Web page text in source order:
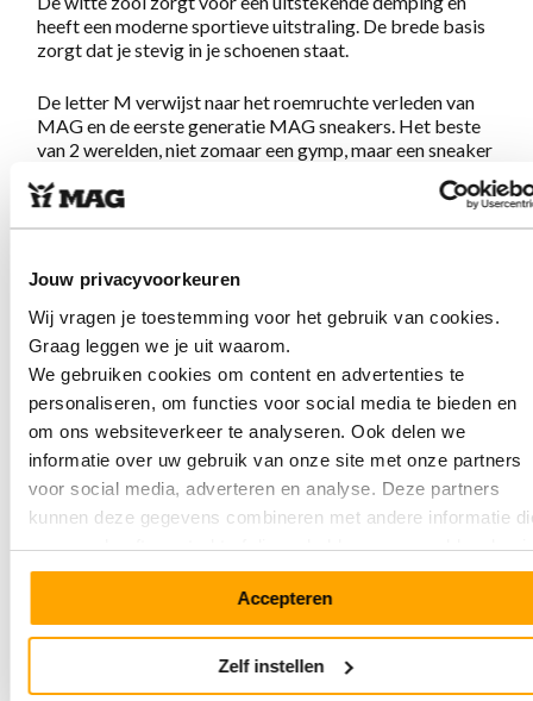
Jouw privacyvoorkeuren
Wij vragen je toestemming voor het gebruik van cookies.
Graag leggen we je uit waarom.
We gebruiken cookies om content en advertenties te
personaliseren, om functies voor social media te bieden en
om ons websiteverkeer te analyseren. Ook delen we
informatie over uw gebruik van onze site met onze partners
voor social media, adverteren en analyse. Deze partners
kunnen deze gegevens combineren met andere informatie
u aan ze heeft verstrekt of die ze hebben verzameld op
van uw gebruik van hun services.
Accepteren
Zelf instellen
heeft een moderne sportieve uitstraling. De brede basis
zorgt dat je stevig in je schoenen staat.
De letter M verwijst naar het roemruchte verleden van
MAG en de eerste generatie MAG sneakers. Het beste
van 2 werelden, niet zomaar een gymp, maar een sneaker
geweldig lopen en eigenzinnig design.
Eigenschappen Sympasneaker 4451
Tigerlilly
Gemaakt van een combinatie van hoogwaardig soepel
nappaleer en zacht nubuckleer.
Beetje extra hakhoogte voor extra comfort en
gemakkelijkere afwikkeling van de voet
Extra dikke zool voor extra demping
Zool rondom gestikt voor extra stevigheid
Uitneembaar voetbed
Voering is chroomvrij, ademend, antistatisch en
antibacterieel
Verkrijgbaar in diverse kleuren en leersoorten
Ambachtelijk en verantwoord geproduceerd in
Portugal
adviseren we om ze regelmatig in te sprayen met